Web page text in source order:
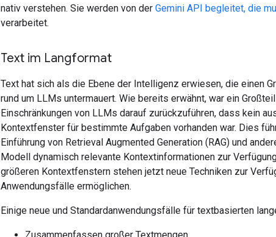
nativ verstehen. Sie werden von der Gemini API begleitet, die
verarbeitet.
Text im Langformat
Text hat sich als die Ebene der Intelligenz erwiesen, die einen
rund um LLMs untermauert. Wie bereits erwähnt, war ein
Einschränkungen von LLMs darauf zurückzuführen, dass kein
Kontextfenster für bestimmte Aufgaben vorhanden war. Dies
Einführung von Retrieval Augmented Generation (RAG) und
Modell dynamisch relevante Kontextinformationen zur
größeren Kontextfenstern stehen jetzt neue Techniken zur
Anwendungsfälle ermöglichen.
Einige neue und Standardanwendungsfälle für textbasierten